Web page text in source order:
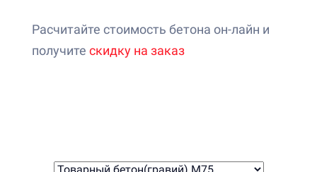
Расчитайте стоимость бетона он-лайн и
получите скидку на заказ